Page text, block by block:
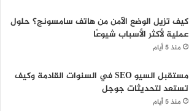
كيف تزيل الوضع الآمن من هاتف سامسونج؟ حلول
عملية لأكثر الأسباب شيوعًا
منذ 5 أيام
مستقبل السيو SEO في السنوات القادمة وكيف
تستعد لتحديثات جوجل
منذ 5 أيام